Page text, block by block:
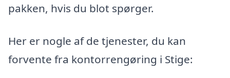
pakken, hvis du blot spørger.
Her er nogle af de tjenester, du kan
forvente fra kontorrengøring i Stige: